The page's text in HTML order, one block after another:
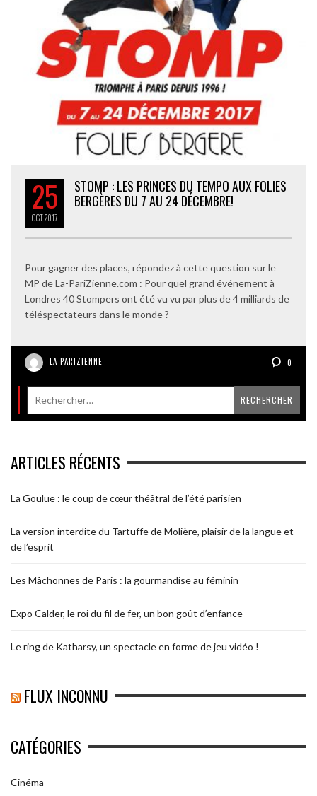
25
OCT2017
STOMP : LES PRINCES DU TEMPO AUX FOLIES
BERGÈRES DU 7 AU 24 DÉCEMBRE!
Pour gagner des places, répondez à cette question sur le
MP de La-PariZienne.com : Pour quel grand événement à
Londres 40 Stompers ont été vu vu par plus de 4 milliards de
téléspectateurs dans le monde ?
LA PARIZIENNE 0
ARTICLES RÉCENTS
La Goulue : le coup de cœur théâtral de l’été parisien
La version interdite du Tartuffe de Molière, plaisir de la langue et
de l’esprit
Les Mâchonnes de Paris : la gourmandise au féminin
Expo Calder, le roi du fil de fer, un bon goût d’enfance
Le ring de Katharsy, un spectacle en forme de jeu vidéo !
FLUX INCONNU
CATÉGORIES
Cinéma